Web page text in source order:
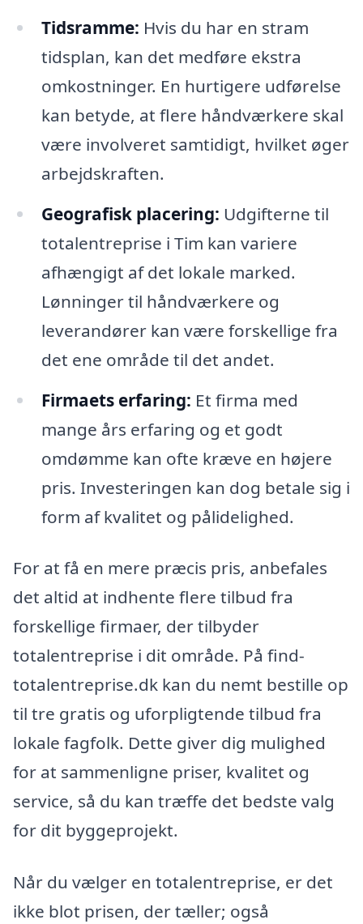
Tidsramme: Hvis du har en stram
tidsplan, kan det medføre ekstra
omkostninger. En hurtigere udførelse
kan betyde, at flere håndværkere skal
være involveret samtidigt, hvilket øger
arbejdskraften.
Geografisk placering: Udgifterne til
totalentreprise i Tim kan variere
afhængigt af det lokale marked.
Lønninger til håndværkere og
leverandører kan være forskellige fra
det ene område til det andet.
Firmaets erfaring: Et firma med
mange års erfaring og et godt
omdømme kan ofte kræve en højere
pris. Investeringen kan dog betale sig i
form af kvalitet og pålidelighed.
For at få en mere præcis pris, anbefales
det altid at indhente flere tilbud fra
forskellige firmaer, der tilbyder
totalentreprise i dit område. På find-
totalentreprise.dk kan du nemt bestille op
til tre gratis og uforpligtende tilbud fra
lokale fagfolk. Dette giver dig mulighed
for at sammenligne priser, kvalitet og
service, så du kan træffe det bedste valg
for dit byggeprojekt.
Når du vælger en totalentreprise, er det
ikke blot prisen, der tæller; også